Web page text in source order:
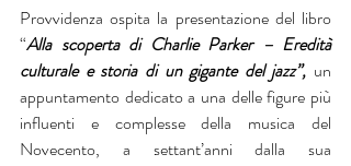
Provvidenza ospita la presentazione del libro
“Alla scoperta di Charlie Parker – Eredità
culturale e storia di un gigante del jazz”, un
appuntamento dedicato a una delle figure più
influenti e complesse della musica del
Novecento, a settant’anni dalla sua